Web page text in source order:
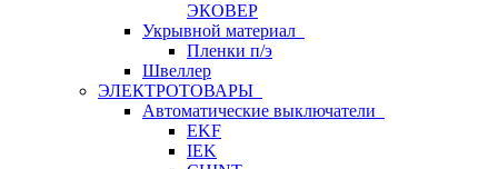
ЭКОВЕР
Укрывной материал
Пленки п/э
Швеллер
ЭЛЕКТРОТОВАРЫ
Автоматические выключатели
EKF
IEK